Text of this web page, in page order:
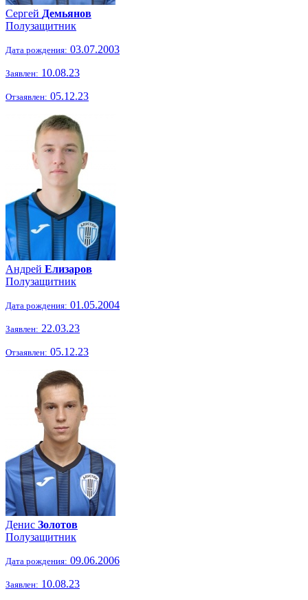
Сергей Демьянов
Полузащитник
Дата рождения: 03.07.2003
Заявлен: 10.08.23
Отзаявлен: 05.12.23
Андрей Елизаров
Полузащитник
Дата рождения: 01.05.2004
Заявлен: 22.03.23
Отзаявлен: 05.12.23
Денис Золотов
Полузащитник
Дата рождения: 09.06.2006
Заявлен: 10.08.23